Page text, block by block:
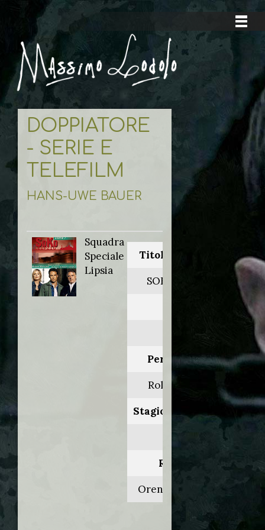
DOPPIATORE
- SERIE E
TELEFILM
HANS-UWE BAUER
Squadra
Speciale
Lipsia
Titolo originale:
SOKO Leipzig
Personaggio:
Roland Meiré
Stagione.Episodio:
Regia di:
Oren Schmuckler